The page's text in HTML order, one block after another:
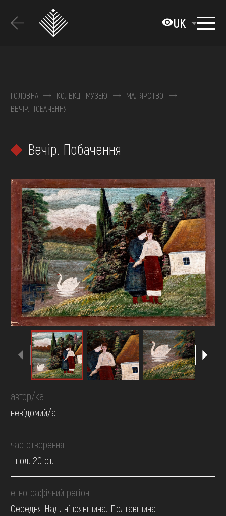
основного
UK
КОЛЕКЦІЇ
ВИСТАВКИ ТА ПОДІЇ
ВІДВІДАТИ
НАВЧИТИСЯ
ПОСЛУГИ
FAQ
ОНЛАЙН-КРАМНИЦЯ
ПІДТРИМАТИ
ГОЛОВНА КОЛЕКЦІЇ МУЗЕЮ
МАЛЯРСТВО
ВЕЧІР. ПОБАЧЕННЯ
Вечір. Побачення
автор/ка
невідомий/а
час створення
І пол. 20 ст.
етнографічний регіон
Середня Наддніпрянщина. Полтавщина